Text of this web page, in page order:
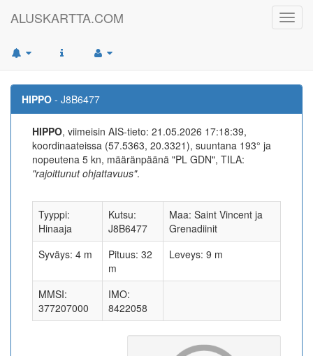
ALUSKARTTA.COM
HIPPO - J8B6477
HIPPO, viimeisin AIS-tieto: 21.05.2026 17:18:39,
koordinaateissa (57.5363, 20.3321), suuntana 193° ja
nopeutena 5 kn, määränpäänä "PL GDN", TILA:
"rajoittunut ohjattavuus".
Tyyppi:
Hinaaja
Kutsu:
J8B6477
Maa: Saint Vincent ja
Grenadiinit
Syväys: 4 m
Pituus: 32
m
Leveys: 9 m
MMSI:
377207000
IMO:
8422058